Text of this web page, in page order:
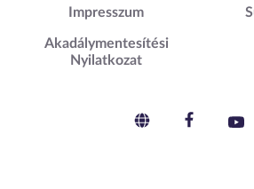
Impresszum
Akadálymentesítési
Nyilatkozat